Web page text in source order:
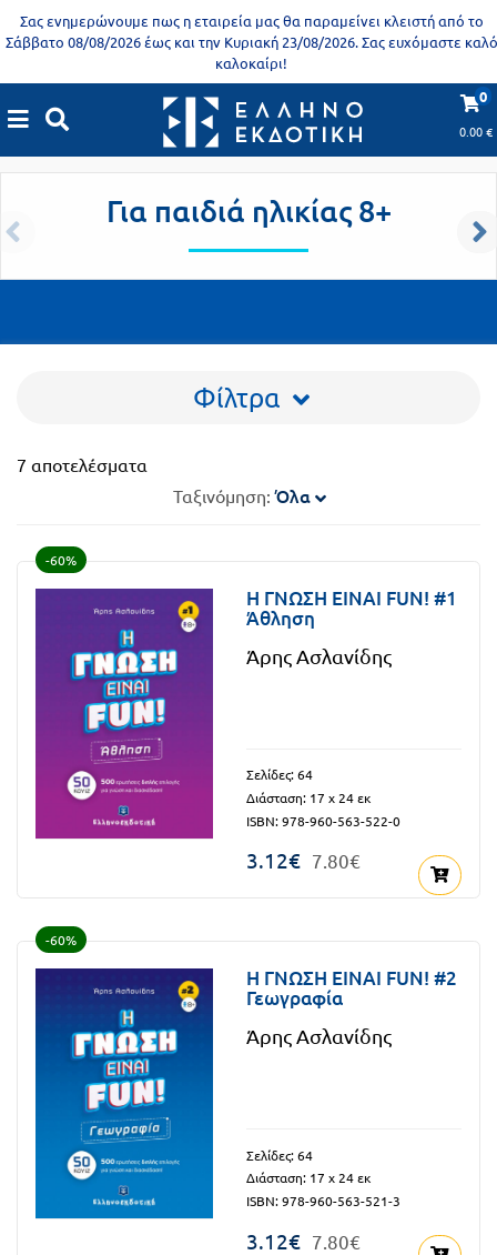
Σας ενημερώνουμε πως η εταιρεία μας θα παραμείνει κλειστή από το
Σάββατο 08/08/2026 έως και την Κυριακή 23/08/2026. Σας ευχόμαστε καλό
καλοκαίρι!
0
0.00€
X
Βιβλία
ενήλικες
Εκπαιδευτικά
γνώση
Παιδικό
βιβλίο
Πανεπιστημιακά
Ορθόδοξα
χριστιανικά
γλώσσες
Α.Σ.Ε.Π.
Θεματικά
Ημερολόγια
Βιβλία
Εκπαιδευτικών
Δραστηριοτήτων
Εκπαίδευση
Προδημοτική
εκπαίδευση
Εκπαιδευτικές
αφίσες
Βιβλία
νηπιαγωγείου
Ελληνίζειν
Δ΄
Τάξη
Τάξη
ΣΤ΄
Γυμνάσιο
Α΄
Β΄
Τάξη
Τάξη
Λύκειο
Trivia Books - Η γνώση είναι FUN!
Trivia Books - Η γνώση είναι FUN!| Για παιδιά ηλικίας 8+
Για παιδιά ηλικίας 8+
Φίλτρα
7 αποτελέσματα
Ταξινόμηση:Όλα
-60%
H ΓΝΩΣΗ ΕΙΝΑΙ FUN! #1
Άθληση
Άρης Ασλανίδης
Σελίδες: 64
Διάσταση: 17 x 24 εκ
ISBN: 978-960-563-522-0
3.12€ 7.80€
-60%
H ΓΝΩΣΗ ΕΙΝΑΙ FUN! #2
Γεωγραφία
Άρης Ασλανίδης
Σελίδες: 64
Διάσταση: 17 x 24 εκ
ISBN: 978-960-563-521-3
3.12€ 7.80€